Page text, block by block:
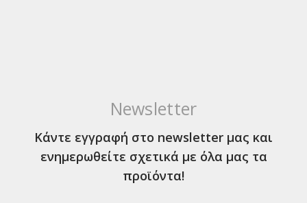
Newsletter
Κάντε εγγραφή στο newsletter μας και
ενημερωθείτε σχετικά με όλα μας τα
προϊόντα!